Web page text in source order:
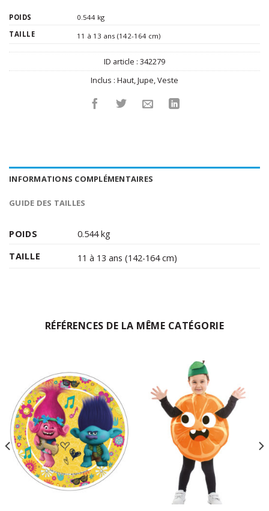
POIDS
0.544 kg
TAILLE
11 à 13 ans (142-164 cm)
ID article : 342279
Inclus : Haut Jupe Veste
INFORMATIONS COMPLÉMENTAIRES
GUIDE DES TAILLES
POIDS
0.544 kg
TAILLE
11 à 13 ans (142-164 cm)
RÉFÉRENCES DE LA MÊME CATÉGORIE